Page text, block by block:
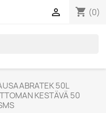
shopping_cart (0)

50L
KESTÄVÄ 50